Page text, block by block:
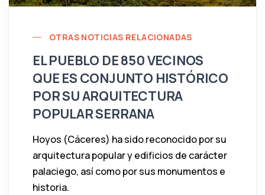
OTRAS NOTICIAS RELACIONADAS
EL PUEBLO DE 850 VECINOS
QUE ES CONJUNTO HISTÓRICO
POR SU ARQUITECTURA
POPULAR SERRANA
Hoyos (Cáceres) ha sido reconocido por su
arquitectura popular y edificios de carácter
palaciego, así como por sus monumentos e
historia.